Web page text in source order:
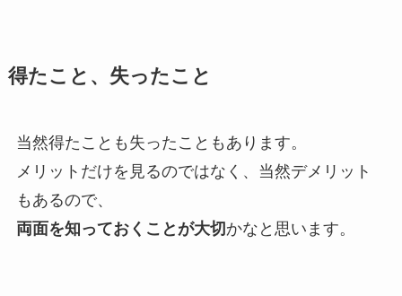
得たこと、失ったこと
当然得たことも失ったこともあります。
メリットだけを見るのではなく、当然デメリット
もあるので、
両面を知っておくことが大切かなと思います。